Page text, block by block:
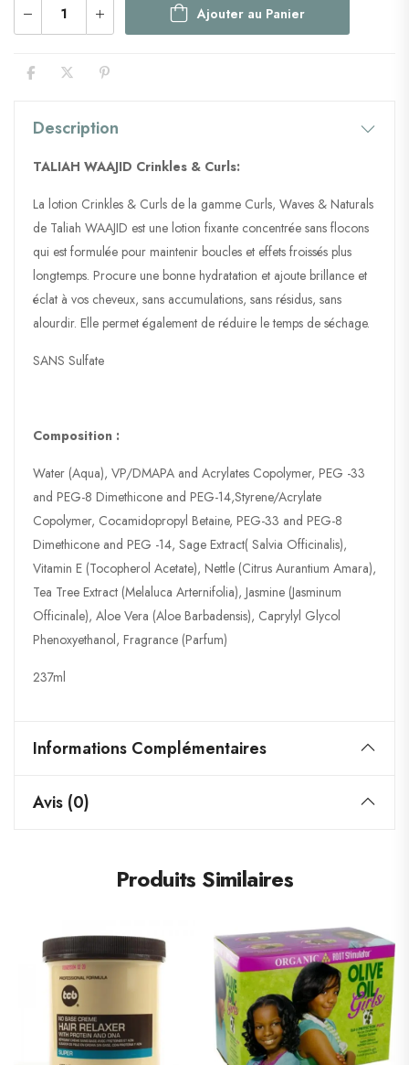
Ajouter au Panier
Description
TALIAH WAAJID Crinkles & Curls:
La lotion Crinkles & Curls de la gamme Curls, Waves & Naturals
de Taliah WAAJID est une lotion fixante concentrée sans flocons
qui est formulée pour maintenir boucles et effets froissés plus
longtemps. Procure une bonne hydratation et ajoute brillance et
éclat à vos cheveux, sans accumulations, sans résidus, sans
alourdir. Elle permet également de réduire le temps de séchage.
SANS Sulfate
Composition :
Water (Aqua), VP/DMAPA and Acrylates Copolymer, PEG -33
and PEG-8 Dimethicone and PEG-14,Styrene/Acrylate
Copolymer, Cocamidopropyl Betaine, PEG-33 and PEG-8
Dimethicone and PEG -14, Sage Extract( Salvia Officinalis),
Vitamin E (Tocopherol Acetate), Nettle (Citrus Aurantium Amara),
Tea Tree Extract (Melaluca Arternifolia), Jasmine (Jasminum
Officinale), Aloe Vera (Aloe Barbadensis), Caprylyl Glycol
Phenoxyethanol, Fragrance (Parfum)
237ml
Informations Complémentaires
Avis (0)
Produits Similaires